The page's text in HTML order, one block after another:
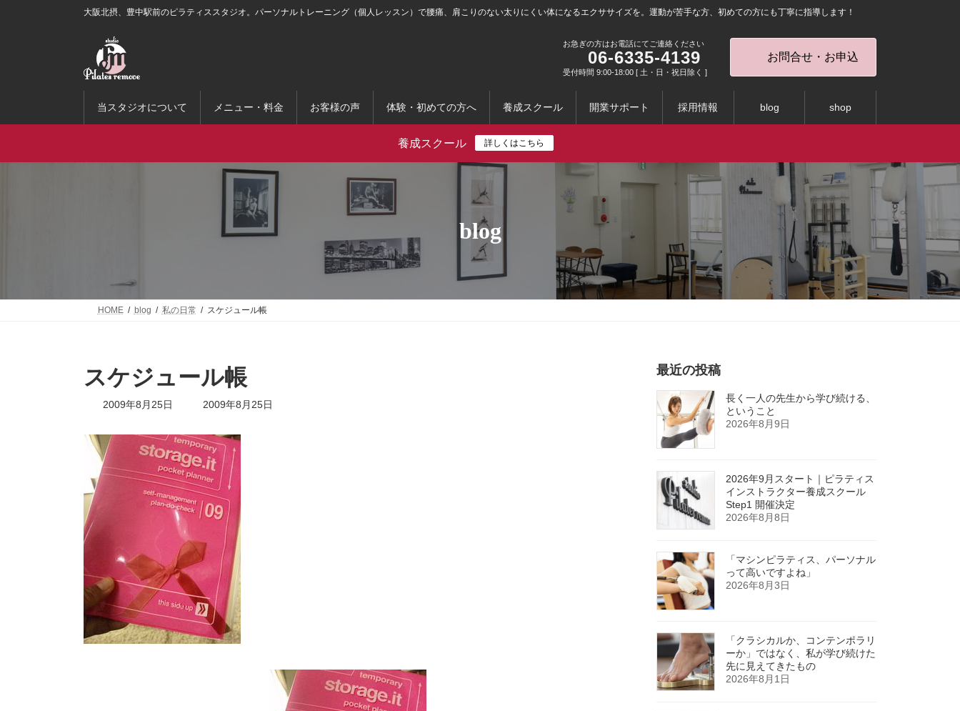
ッ
移
大阪北摂、豊中駅前のピラティススタジオ。パーソナルトレーニング（個人レッスン）で腰痛、肩こりのない太りにくい体になるエクササイズを。運動が苦手な方、初めての方にも丁寧に指導します！
お急ぎの方はお電話にてご連絡ください
06-6335-4139
受付時間 9:00-18:00 [ 土・日・祝日除く ]
お問合せ・お申込
当スタジオについて メニュー・料金 お客様の声 体験・初めての方へ 養成スクール 開業サポート 採用情報 blog shop
養成スクール 詳しくはこちら
blog
HOME blog 私の日常 スケジュール帳
スケジュール帳
2009年8月25日
最
新
日
時
:
2009年8月25日
最近の投稿
長く一人の先生から学び続ける、
ということ
2026年8月9日
2026年9月スタート｜ピラティス
インストラクター養成スクール
Step1 開催決定
2026年8月8日
「マシンピラティス、パーソナル
って高いですよね」
2026年8月3日
「クラシカルか、コンテンポラリ
ーか」ではなく、私が学び続けた
先に見えてきたもの
2026年8月1日